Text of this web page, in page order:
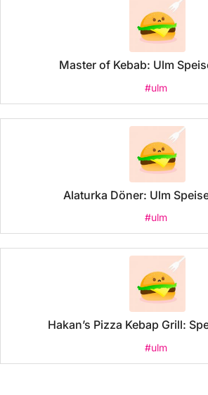
Master of Kebab: Ulm
#ulm
Alaturka Döner: Ulm
#ulm
Hakan’s Pizza Kebap Grill:
#ulm